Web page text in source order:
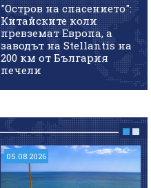
"Остров на спасението":
Китайските коли
превземат Европа, а
заводът на Stellantis на
200 км от България
печели
05.08.2026